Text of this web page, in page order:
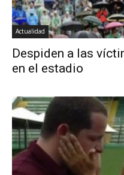
Actualidad
Despiden a las
en el estadio